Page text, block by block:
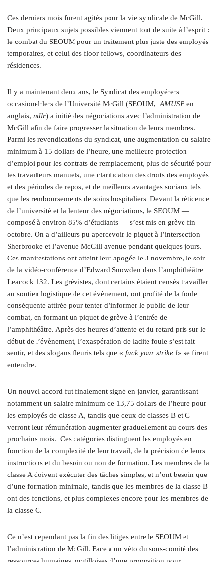
Ces derniers mois furent agités pour la vie syndicale de McGill.
Deux principaux sujets possibles viennent tout de suite à l’esprit :
le combat du SEOUM pour un traitement plus juste des employés
temporaires, et celui des floor fellows, coordinateurs des
résidences.
Il y a maintenant deux ans, le Syndicat des employé·e·s
occasionel·le·s de l’Université McGill (SEOUM, AMUSE en
anglais, ndlr) a initié des négociations avec l’administration de
McGill afin de faire progresser la situation de leurs membres.
Parmi les revendications du syndicat, une augmentation du salaire
minimum à 15 dollars de l’heure, une meilleure protection
d’emploi pour les contrats de remplacement, plus de sécurité pour
les travailleurs manuels, une clarification des droits des employés
et des périodes de repos, et de meilleurs avantages sociaux tels
que les remboursements de soins hospitaliers. Devant la réticence
de l’université et la lenteur des négociations, le SEOUM —
composé à environ 85% d’étudiants — s’est mis en grève fin
octobre. On a d’ailleurs pu apercevoir le piquet à l’intersection
Sherbrooke et l’avenue McGill avenue pendant quelques jours.
Ces manifestations ont atteint leur apogée le 3 novembre, le soir
de la vidéo-conférence d’Edward Snowden dans l’amphithéâtre
Leacock 132. Les grévistes, dont certains étaient censés travailler
au soutien logistique de cet évènement, ont profité de la foule
conséquente attirée pour tenter d’informer le public de leur
combat, en formant un piquet de grève à l’entrée de
l’amphithéâtre. Après des heures d’attente et du retard pris sur le
début de l’évènement, l’exaspération de ladite foule s’est fait
sentir, et des slogans fleuris tels que « fuck your strike !» se firent
entendre.
Un nouvel accord fut finalement signé en janvier, garantissant
notamment un salaire minimum de 13,75 dollars de l’heure pour
les employés de classe A, tandis que ceux de classes B et C
verront leur rémunération augmenter graduellement au cours des
prochains mois. Ces catégories distinguent les employés en
fonction de la complexité de leur travail, de la précision de leurs
instructions et du besoin ou non de formation. Les membres de la
classe A doivent exécuter des tâches simples, et n’ont besoin que
d’une formation minimale, tandis que les membres de la classe B
ont des fonctions, et plus complexes encore pour les membres de
la classe C.
Ce n’est cependant pas la fin des litiges entre le SEOUM et
l’administration de McGill. Face à un véto du sous-comité des